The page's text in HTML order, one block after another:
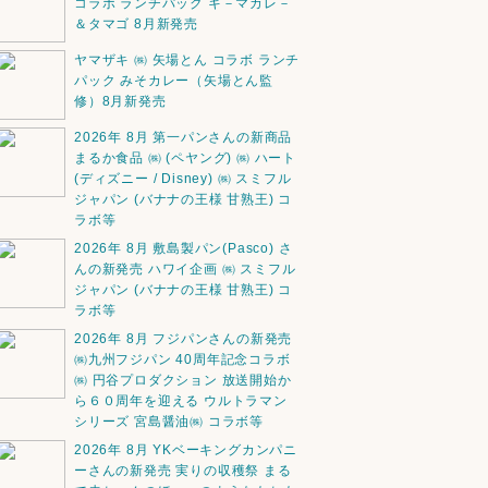
＆タマゴ 8月新発売
ヤマザキ ㈱ 矢場とん コラボ ランチ
パック みそカレー（矢場とん監
修）8月新発売
2026年 8月 第一パンさんの新商品
まるか食品 ㈱ (ペヤング) ㈱ ハート
(ディズニー / Disney) ㈱ スミフル
ジャパン (バナナの王様 甘熟王) コ
ラボ等
2026年 8月 敷島製パン(Pasco) さ
んの新発売 ハワイ企画 ㈱ スミフル
ジャパン (バナナの王様 甘熟王) コ
ラボ等
2026年 8月 フジパンさんの新発売
㈱九州フジパン 40周年記念コラボ
㈱ 円谷プロダクション 放送開始か
ら６０周年を迎える ウルトラマン
シリーズ 宮島醤油㈱ コラボ等
2026年 8月 YKベーキングカンパニ
ーさんの新発売 実りの収穫祭 まる